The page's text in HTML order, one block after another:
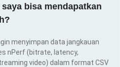
bisa mendapatkan
menyimpan data jangkauan
nPerf (bitrate, latency,
video) dalam format CSV